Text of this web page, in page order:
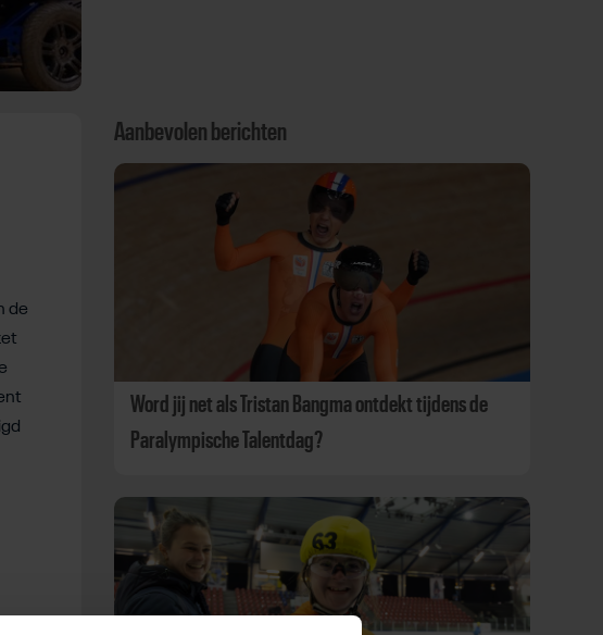
de
Aanbevolen berichten
Word jij net als Tristan Bangma ontdekt tijdens de
Paralympische Talentdag?